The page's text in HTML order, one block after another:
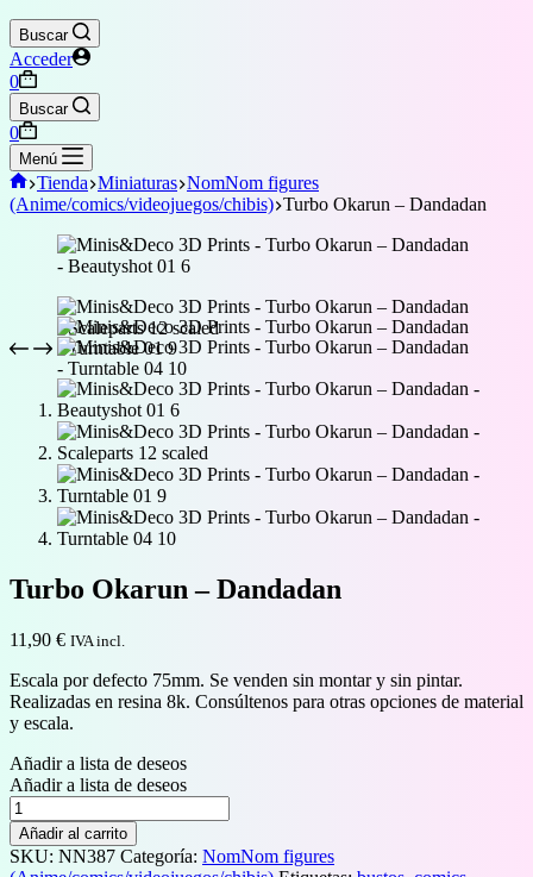
Buscar
Acceder
Carro
de
compra
0
Buscar
Carro
de
compra
0
Menú
Inicio
Tienda Miniaturas NomNom figures
(Anime/comics/videojuegos/chibis) Turbo Okarun – Dandadan
Turbo Okarun – Dandadan
11,90 € IVA incl.
Escala por defecto 75mm. Se venden sin montar y sin pintar.
Realizadas en resina 8k. Consúltenos para otras opciones de material
y escala.
Añadir a lista de deseos
Añadir a lista de deseos
Turbo
Okarun
–
Dandadan
Añadir al carrito
SKU: NN387 Categoría: NomNom figures